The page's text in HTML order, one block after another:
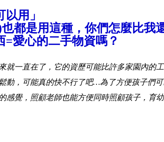
以用」
也都是用這種，你們怎麼比我
=愛心的二手物資嗎？
就一直在了，它的資歷可能比許多家園內的
動，可能真的快不行了吧…為了方便孩子們
感覺，照顧老師也能方便同時照顧孩子，育